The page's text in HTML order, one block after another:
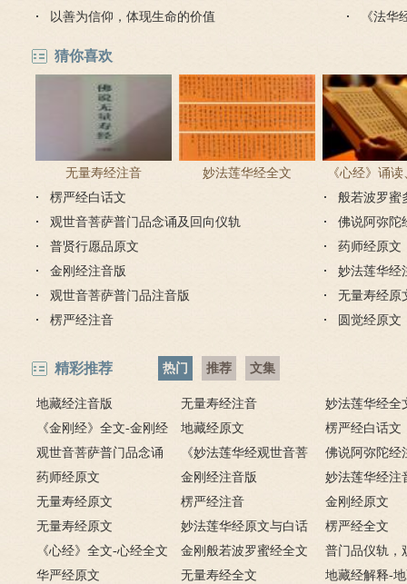
以善为信仰，体现生命的价值
《法
猜你喜欢
无量寿经注音 妙法莲华经全文
《心经》诵
步骤
楞严经白话文
般若波罗蜜
观世音菩萨普门品念诵及回向仪轨
佛说阿弥陀
普贤行愿品原文
药师经原文
金刚经注音版
妙法莲华经
观世音菩萨普门品注音版
无量寿经原
楞严经注音
圆觉经原文
精彩推荐 热门 推荐 文集
地藏经注音版 无量寿经注音
妙法莲华经全
《金刚经》全文-金刚经
原文、译文及释意
地藏经原文
楞严经白话文
观世音菩萨普门品念诵
及回向仪轨
《妙法莲华经观世音菩
萨普门品》全文
佛说阿弥陀经
药师经原文
金刚经注音版
妙法莲华经注
无量寿经原文
楞严经注音
金刚经原文
无量寿经原文
妙法莲华经原文与白话
文对照版
楞严经全文
《心经》全文-心经全文
注音及译文
金刚般若波罗蜜经全文
普门品仪轨，
萨普门品完整
华严经原文 无量寿经全文
地藏经解释-